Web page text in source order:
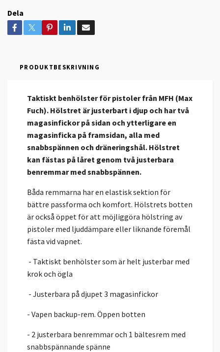
Dela
PRODUKTBESKRIVNING
Taktiskt benhölster för pistoler från MFH (Max
Fuch). Hölstret är justerbart i djup och har två
magasinfickor på sidan och ytterligare en
magasinficka på framsidan, alla med
snabbspännen och dräneringshål. Hölstret
kan fästas på låret genom två justerbara
benremmar med snabbspännen.
Båda remmarna har en elastisk sektion för
bättre passforma och komfort. Hölstrets botten
är också öppet för att möjliggöra hölstring av
pistoler med ljuddämpare eller liknande föremål
fästa vid vapnet.
- Taktiskt benhölster som är helt justerbar med
krok och ögla
- Justerbara på djupet 3 magasinfickor
- Vapen backup-rem. Öppen botten
- 2 justerbara benremmar och 1 bältesrem med
snabbspännande spänne